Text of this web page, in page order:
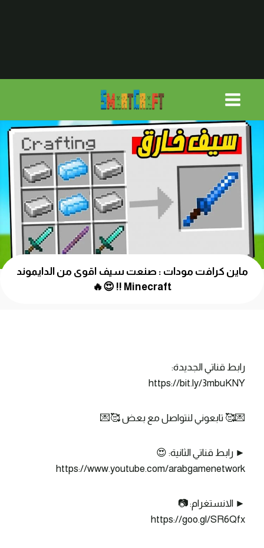
ماين كرافت مودات : صنعت سيف اقوى من الدايموند
Minecraft !! 😍🔥
رابط قناتي الجديدة:
https://bit.ly/3mbuKNY
💌🥰 تابعوني لنتواصل مع بعض 🥰💌
► رابط قناتي الثانية: 😍
https://www.youtube.com/arabgamenetwork
► الانستغرام: 📷
https://goo.gl/SR6Qfx